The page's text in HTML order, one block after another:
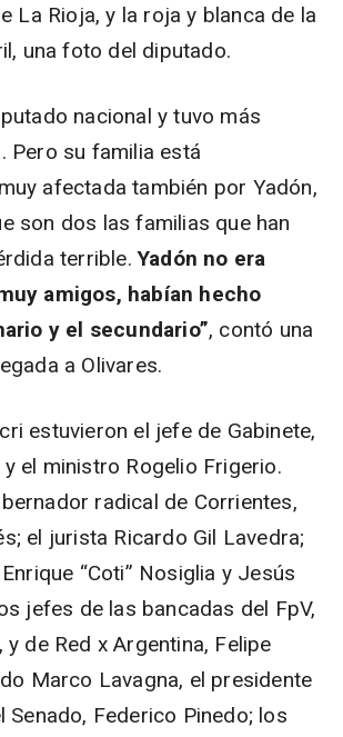
La Rioja, y la roja y blanca de la
una foto del diputado.
nacional y tuvo más
Pero su familia está
afectada también por Yadón,
son dos las familias que han
terrible.Yadón no era
amigos, habían hecho
y el secundario”, contó una
a Olivares.
estuvieron el jefe de Gabinete,
el ministro Rogelio Frigerio.
radical de Corrientes,
el jurista Ricardo Gil Lavedra;
“Coti” Nosiglia y Jesús
jefes de las bancadas del FpV,
de Red x Argentina, Felipe
Marco Lavagna, el presidente
Senado, Federico Pinedo; los